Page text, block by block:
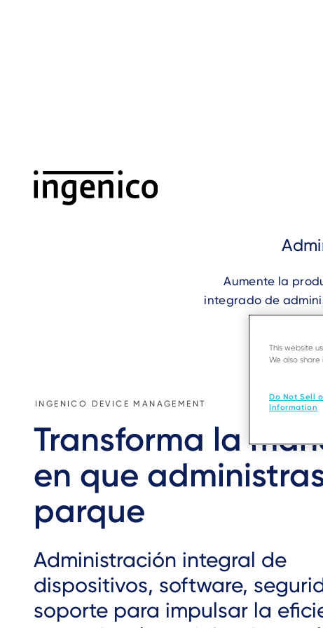
Aumente la
integrado de
INGENICO DEVICE MANAGEMENT
Transforma la
en que
parque
Administración integral de
dispositivos, software,
soporte para impulsar la
This website
We also
Do Not Sell
Information